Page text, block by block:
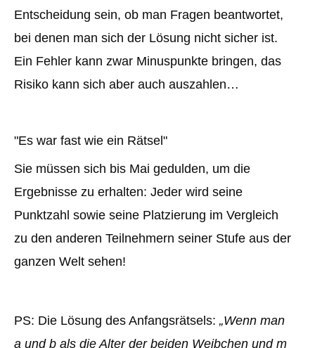
Entscheidung sein, ob man Fragen beantwortet,
bei denen man sich der Lösung nicht sicher ist.
Ein Fehler kann zwar Minuspunkte bringen, das
Risiko kann sich aber auch auszahlen…
"Es war fast wie ein Rätsel"
Sie müssen sich bis Mai gedulden, um die
Ergebnisse zu erhalten: Jeder wird seine
Punktzahl sowie seine Platzierung im Vergleich
zu den anderen Teilnehmern seiner Stufe aus der
ganzen Welt sehen!
PS: Die Lösung des Anfangsrätsels: „Wenn man
a und b als die Alter der beiden Weibchen und m